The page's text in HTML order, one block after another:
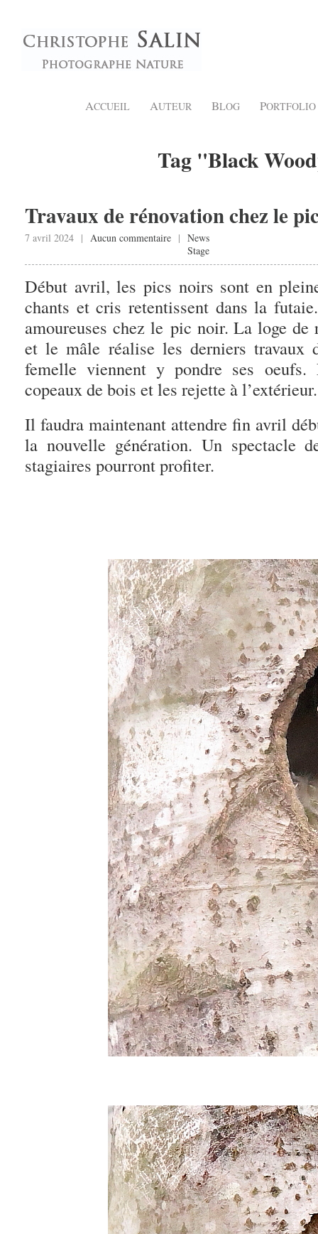
ACCUEIL AUTEUR BLOG PORTFOLIO
Tag "Black
Travaux de rénovation chez le
7 avril 2024 | Aucun commentaire | News
Stage
Début avril, les pics noirs sont en
chants et cris retentissent dans la
amoureuses chez le pic noir. La loge de
et le mâle réalise les derniers travaux
femelle viennent y pondre ses
copeaux de bois et les rejette à l’extérieur.
Il faudra maintenant attendre fin avril
la nouvelle génération. Un spectacle
stagiaires pourront profiter.